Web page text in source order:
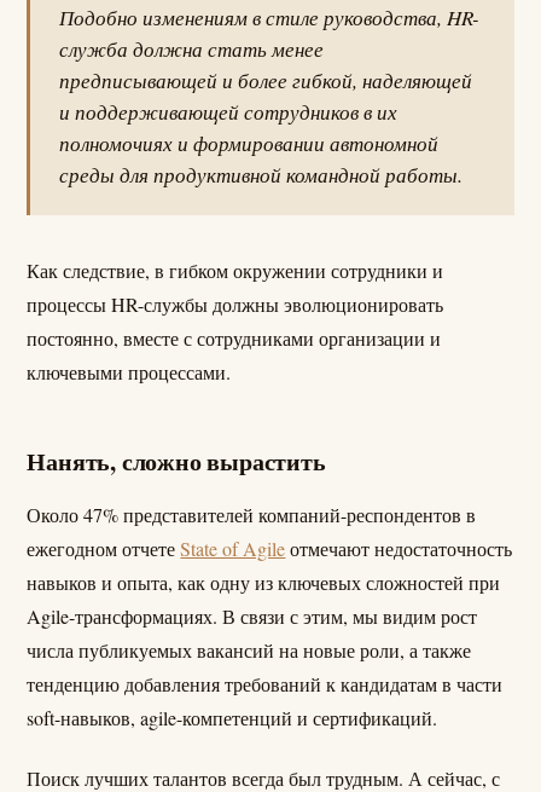
Подобно изменениям в стиле руководства, HR-
служба должна стать менее
предписывающей и более гибкой, наделяющей
и поддерживающей сотрудников в их
полномочиях и формировании автономной
среды для продуктивной командной работы.
Как следствие, в гибком окружении сотрудники и
процессы HR-службы должны эволюционировать
постоянно, вместе с сотрудниками организации и
ключевыми процессами.
Нанять, сложно вырастить
Около 47% представителей компаний-респондентов в
ежегодном отчетеState of Agileотмечают недостаточность
навыков и опыта, как одну из ключевых сложностей при
Agile-трансформациях. В связи с этим, мы видим рост
числа публикуемых вакансий на новые роли, а также
тенденцию добавления требований к кандидатам в части
soft-навыков, agile-компетенций и сертификаций.
Поиск лучших талантов всегда был трудным. А сейчас, с